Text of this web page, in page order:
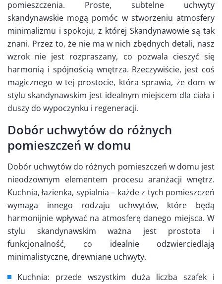
pomieszczenia. Proste, subtelne uchwyty
skandynawskie mogą pomóc w stworzeniu atmosfery
minimalizmu i spokoju, z której Skandynawowie są tak
znani. Przez to, że nie ma w nich zbędnych detali, nasz
wzrok nie jest rozpraszany, co pozwala cieszyć się
harmonią i spójnością wnętrza. Rzeczywiście, jest coś
magicznego w tej prostocie, która sprawia, że dom w
stylu skandynawskim jest idealnym miejscem dla ciała i
duszy do wypoczynku i regeneracji.
Dobór uchwytów do różnych
pomieszczeń w domu
Dobór uchwytów do różnych pomieszczeń w domu jest
nieodzownym elementem procesu aranżacji wnętrz.
Kuchnia, łazienka, sypialnia – każde z tych pomieszczeń
wymaga innego rodzaju uchwytów, które będą
harmonijnie wpływać na atmosferę danego miejsca. W
stylu skandynawskim ważna jest prostota i
funkcjonalność, co idealnie odzwierciedlają
minimalistyczne, drewniane uchwyty.
Kuchnia: przede wszystkim duża liczba szafek i